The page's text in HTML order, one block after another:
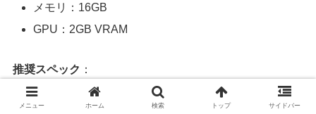
メモリ：16GB
GPU：2GB VRAM
推奨スペック ：
CPU：Intel Core i9 / AMD Ryzen 9
メニュー ホーム 検索 トップ サイドバー